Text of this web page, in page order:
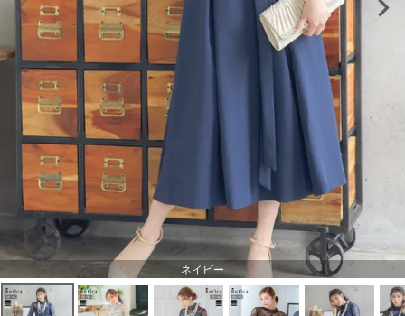
ネイビー